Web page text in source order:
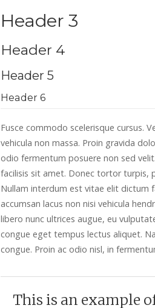
Header 3
Header 4
Header 5
Header 6
Fusce commodo scelerisque cursus.
vehicula non massa. Proin gravida
odio fermentum posuere non sed
facilisis sit amet. Donec tortor turpis,
Nullam interdum est vitae elit dictum
accumsan lacus non nisi vehicula
libero nunc ultrices augue, eu
congue eget tempus lectus aliquet.
congue. Proin ac odio nisl, in
This is an example